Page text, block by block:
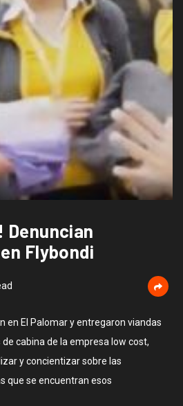
Denuncian
Flybondi
en El Palomar y entregaron viandas
cabina de la empresa low cost,
y concientizar sobre las
que se encuentran esos